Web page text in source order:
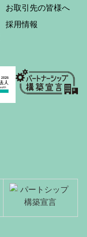
お取引先の皆様へ
採用情報